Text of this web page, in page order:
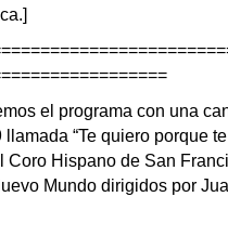
el programa con una
“Te quiero porque
Coro Hispano de San
Mundo dirigidos por